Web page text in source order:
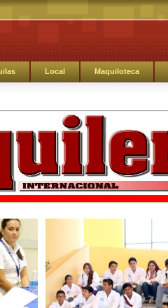
Local Maquiloteca